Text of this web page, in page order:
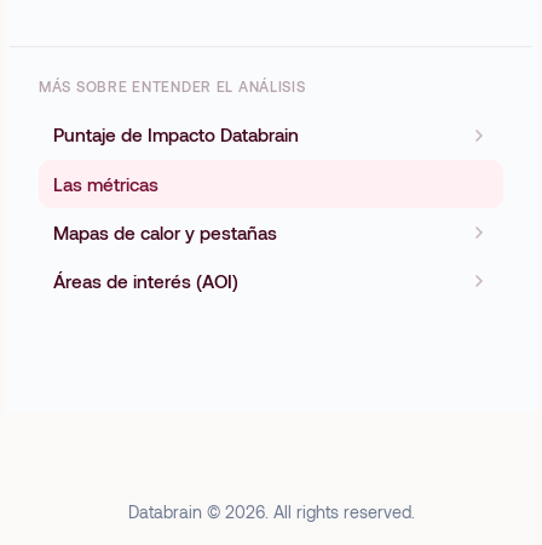
MÁS SOBRE ENTENDER EL ANÁLISIS
Puntaje de Impacto Databrain
Las métricas
Mapas de calor y pestañas
Áreas de interés (AOI)
Databrain © 2026. All rights reserved.